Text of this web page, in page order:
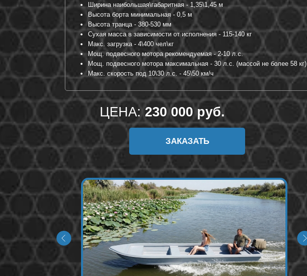
ЗАКАЗАТЬ
Ширина наибольшая\габаритная - 1,35\1,45 м
Высота борта минимальная - 0,5 м
Высота транца - 380-530 мм
Сухая масса в зависимости от исполнения - 115-140 кг
Макс. загрузка - 4\400 чел\кг
Мощ. подвесного мотора рекомендуемая - 2-10 л.с.
Мощ. подвесного мотора максимальная - 30 л.с. (массой не более 58 кг)
Макс. скорость под 10\30 л.с. - 45\50 км/ч
ЦЕНА: 230 000 руб.